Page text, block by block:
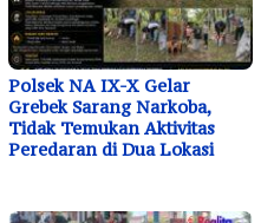
Polsek NA IX-X Gelar
Grebek Sarang Narkoba,
Tidak Temukan Aktivitas
Peredaran di Dua Lokasi